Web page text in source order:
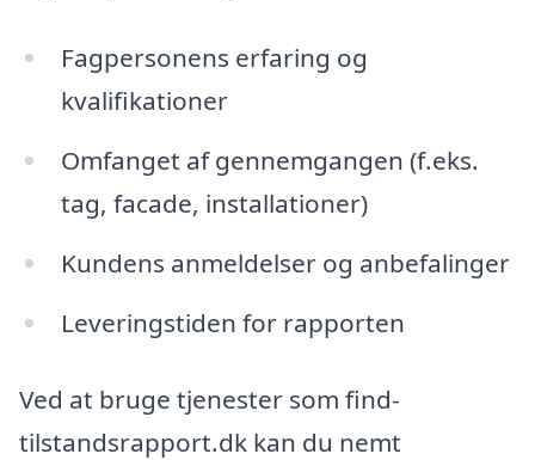
Fagpersonens erfaring og
kvalifikationer
Omfanget af gennemgangen (f.eks.
tag, facade, installationer)
Kundens anmeldelser og anbefalinger
Leveringstiden for rapporten
Ved at bruge tjenester som find-
tilstandsrapport.dk kan du nemt